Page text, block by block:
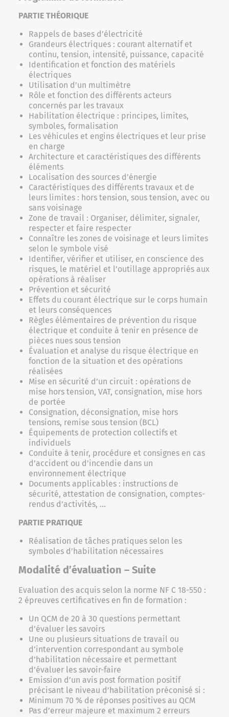
PARTIE THÉORIQUE
Rappels de bases d’électricité
Grandeurs électriques : courant alternatif et
continu, tension, intensité, puissance, capacité
Identification et fonction des matériels
électriques
Utilisation d’un multimètre
Rôle et fonction des différents acteurs
concernés par les travaux
Habilitation électrique : principes, limites,
symboles, formalisation
Les véhicules et engins électriques et leur prise
en charge
Architecture et caractéristiques des différents
éléments
Localisation des sources d’énergie
Caractéristiques des différents travaux et de
leurs limites : hors tension, sous tension, avec ou
sans voisinage
Zone de travail : Organiser, délimiter, signaler,
respecter et faire respecter
Connaître les zones de voisinage et leurs limites
selon le symbole visé
Identifier, vérifier et utiliser, en conscience des
risques, le matériel et l’outillage appropriés aux
opérations à réaliser
Prévention et sécurité
Effets du courant électrique sur le corps humain
et leurs conséquences
Règles élémentaires de prévention du risque
électrique et conduite à tenir en présence de
pièces nues sous tension
Évaluation et analyse du risque électrique en
fonction de la situation et des opérations
réalisées
Mise en sécurité d’un circuit : opérations de
mise hors tension, VAT, consignation, mise hors
de portée
Consignation, déconsignation, mise hors
tensions, remise sous tension (BCL)
Équipements de protection collectifs et
individuels
Conduite à tenir, procédure et consignes en cas
d’accident ou d’incendie dans un
environnement électrique
Documents applicables : instructions de
sécurité, attestation de consignation, comptes-
rendus d’activités, …
PARTIE PRATIQUE
Réalisation de tâches pratiques selon les
symboles d’habilitation nécessaires
Modalité d’évaluation – Suite
Evaluation des acquis selon la norme NF C 18-550 :
2 épreuves certificatives en fin de formation :
Un QCM de 20 à 30 questions permettant
d’évaluer les savoirs
Une ou plusieurs situations de travail ou
d’intervention correspondant au symbole
d’habilitation nécessaire et permettant
d’évaluer les savoir-faire
Emission d’un avis post formation positif
précisant le niveau d’habilitation préconisé si :
Minimum 70 % de réponses positives au QCM
Pas d’erreur majeure et maximum 2 erreurs